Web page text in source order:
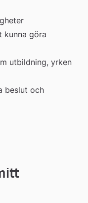
kunna göra
utbildning, yrken
beslut och